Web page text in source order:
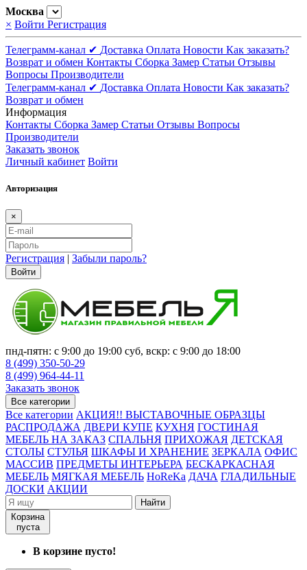
Москва
× Войти Регистрация
Телеграмм-канал ✔ Доставка Оплата Новости Как заказать?
Возврат и обмен Контакты Сборка Замер Статьи Отзывы
Вопросы Производители
Телеграмм-канал ✔ Доставка Оплата Новости Как заказать?
Возврат и обмен
Информация
Контакты Сборка Замер Статьи Отзывы Вопросы
Производители
Заказать звонок
Личный кабинет Войти
Авторизация
×
Регистрация | Забыли пароль?
Войти
пнд-пятн: с 9:00 до 19:00 суб, вскр: с 9:00 до 18:00
8 (499) 350-50-29
8 (499) 964-44-11
Заказать звонок
Все категории
Все категории АКЦИЯ!! ВЫСТАВОЧНЫЕ ОБРАЗЦЫ
РАСПРОДАЖА ДВЕРИ КУПЕ КУХНЯ ГОСТИНАЯ
МЕБЕЛЬ НА ЗАКАЗ СПАЛЬНЯ ПРИХОЖАЯ ДЕТСКАЯ
СТОЛЫ СТУЛЬЯ ШКАФЫ И ХРАНЕНИЕ ЗЕРКАЛА ОФИС
МАССИВ ПРЕДМЕТЫ ИНТЕРЬЕРА БЕСКАРКАСНАЯ
МЕБЕЛЬ МЯГКАЯ МЕБЕЛЬ HoReKa ДАЧА ГЛАДИЛЬНЫЕ
ДОСКИ АКЦИИ
Найти
Корзина
пуста
В корзине пусто!